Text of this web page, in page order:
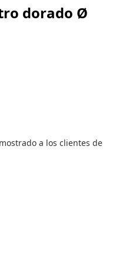
dorado Ø
a los clientes de